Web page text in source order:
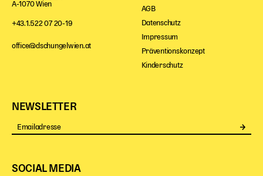
Über Uns
Unser Blog
Kulturpatenschaft
20 Jahre Dschungel Wien
SERVICE
A-1070 Wien
+43.1.522 07 20-19
office@dschungelwien.at
AGB
Datenschutz
Impressum
Präventionskonzept
Kinderschutz
NEWSLETTER
SOCIAL MEDIA